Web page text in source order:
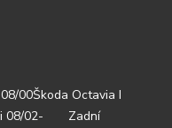
00Škoda Octavia I
08/02- Zadní